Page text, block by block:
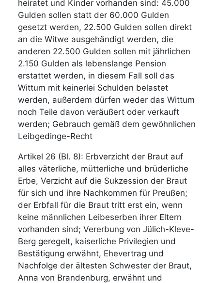
heiratet und Kinder vorhanden sind: 45.000
Gulden sollen statt der 60.000 Gulden
gesetzt werden, 22.500 Gulden sollen direkt
an die Witwe ausgehändigt werden, die
anderen 22.500 Gulden sollen mit jährlichen
2.150 Gulden als lebenslange Pension
erstattet werden, in diesem Fall soll das
Wittum mit keinerlei Schulden belastet
werden, außerdem dürfen weder das Wittum
noch Teile davon veräußert oder verkauft
werden; Gebrauch gemäß dem gewöhnlichen
Leibgedinge-Recht
Artikel 26 (Bl. 8): Erbverzicht der Braut auf
alles väterliche, mütterliche und brüderliche
Erbe, Verzicht auf die Sukzession der Braut
für sich und ihre Nachkommen für Preußen;
der Erbfall für die Braut tritt erst ein, wenn
keine männlichen Leibeserben ihrer Eltern
vorhanden sind; Vererbung von Jülich-Kleve-
Berg geregelt, kaiserliche Privilegien und
Bestätigung erwähnt, Ehevertrag und
Nachfolge der ältesten Schwester der Braut,
Anna von Brandenburg, erwähnt und